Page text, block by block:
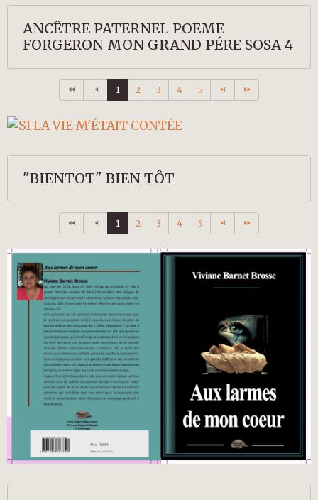
ANCÊTRE PATERNEL POEME
FORGERON MON GRAND PÉRE SOSA 4
1 2 3 4 5
"BIENTOT" BIEN TÔT
1 2 3 4 5